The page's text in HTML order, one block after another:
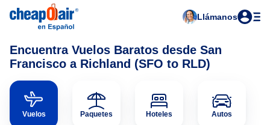
Llámanos
Encuentra Vuelos Baratos desde San
Francisco a Richland (SFO to RLD)
Vuelos Paquetes Hoteles Autos